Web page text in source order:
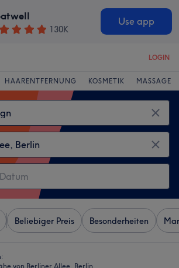
130K
Use app
LOGIN
HAARENTFERNUNG KOSMETIK MASSAGE
Beliebiger Preis Besonderheiten
von Berliner Allee, Berlin